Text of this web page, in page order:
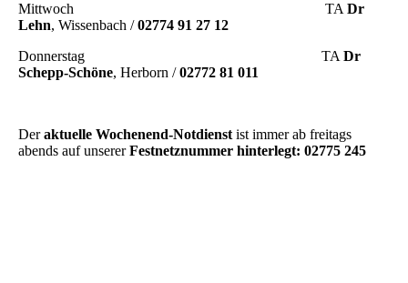
Mittwoch TA Dr
Lehn, Wissenbach /02774 91 27 12
Donnerstag TA Dr
Schepp-Schöne, Herborn /02772 81 011
Deraktuelle Wochenend-Notdienst ist immer ab freitags
abends auf unsererFestnetznummer hinterlegt: 02775 245